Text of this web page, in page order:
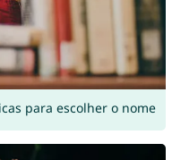
para escolher o nome